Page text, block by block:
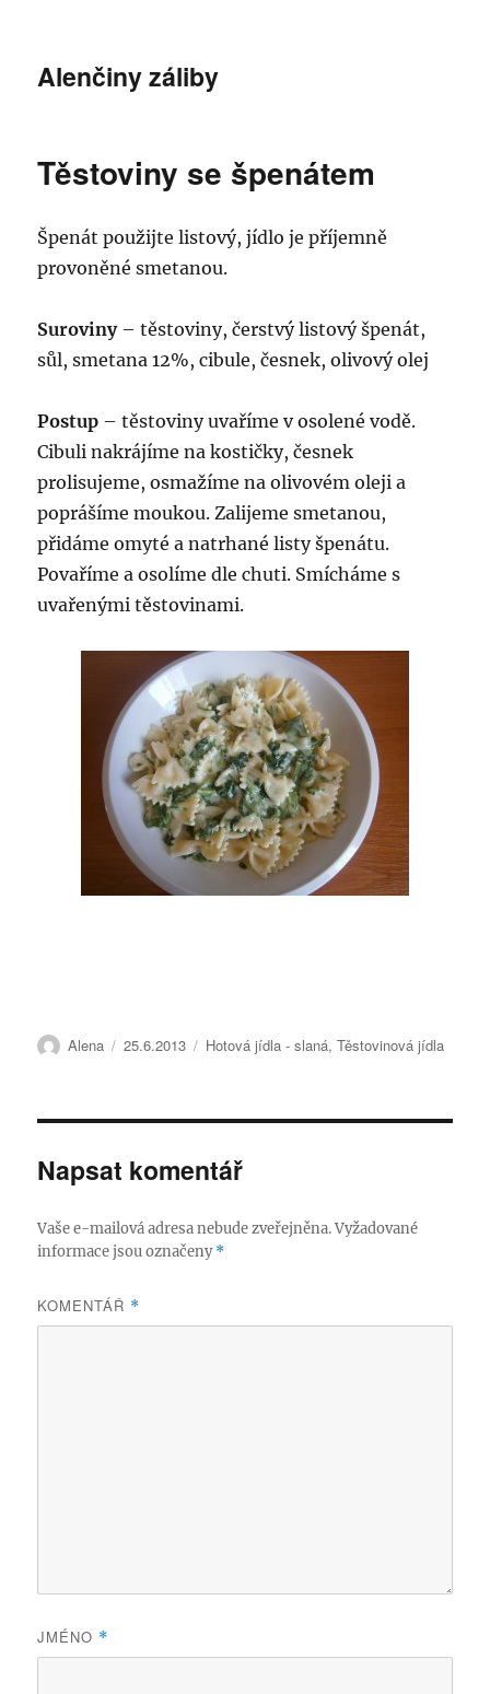
Alenčiny záliby
Těstoviny se špenátem
Špenát použijte listový, jídlo je příjemně
provoněné smetanou.
Suroviny– těstoviny, čerstvý listový špenát,
sůl, smetana 12%, cibule, česnek, olivový olej
Postup – těstoviny uvaříme v osolené vodě.
Cibuli nakrájíme na kostičky, česnek
prolisujeme, osmažíme na olivovém oleji a
poprášíme moukou. Zalijeme smetanou,
přidáme omyté a natrhané listy špenátu.
Povaříme a osolíme dle chuti. Smícháme s
uvařenými těstovinami.
Autor:
Alena Publikováno:
25.6.2013 Rubriky:
Hotová jídla - slaná,Těstovinová jídla
Napsat komentář
Vaše e-mailová adresa nebude zveřejněna. Vyžadované
informace jsou označeny*
KOMENTÁŘ *
JMÉNO *